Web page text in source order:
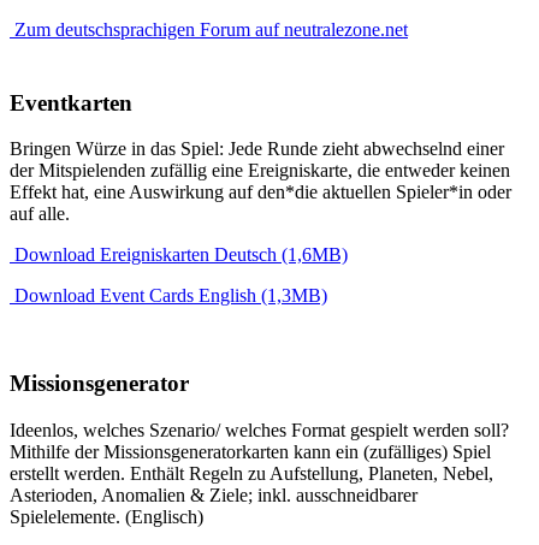
Zum deutschsprachigen Forum auf neutralezone.net
Eventkarten
Bringen Würze in das Spiel: Jede Runde zieht abwechselnd einer
der Mitspielenden zufällig eine Ereigniskarte, die entweder keinen
Effekt hat, eine Auswirkung auf den*die aktuellen Spieler*in oder
auf alle.
Download Ereigniskarten Deutsch (1,6MB)
Download Event Cards English (1,3MB)
Missionsgenerator
Ideenlos, welches Szenario/ welches Format gespielt werden soll?
Mithilfe der Missionsgeneratorkarten kann ein (zufälliges) Spiel
erstellt werden. Enthält Regeln zu Aufstellung, Planeten, Nebel,
Asterioden, Anomalien & Ziele; inkl. ausschneidbarer
Spielelemente. (Englisch)